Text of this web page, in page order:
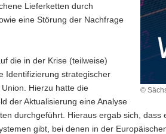
©
Lieferketten durch
eine Störung der Nachfrage
die in der Krise (teilweise)
Identifizierung strategischer
Hierzu hatte die
der Aktualisierung eine Analyse
durchgeführt. Hieraus ergab sich,
gibt, bei denen in der